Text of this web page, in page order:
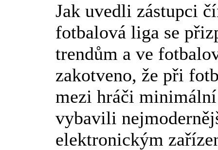
Jak uvedli zástupci
fotbalová liga se
trendům a ve
zakotveno, že při
mezi hráči
vybavili
elektronickým